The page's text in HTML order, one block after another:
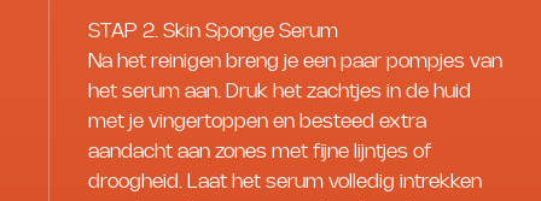
STAP 2. Skin Sponge Serum
Na het reinigen breng je een paar pompjes van
het serum aan. Druk het zachtjes in de huid
met je vingertoppen en besteed extra
aandacht aan zones met fijne lijntjes of
droogheid. Laat het serum volledig intrekken